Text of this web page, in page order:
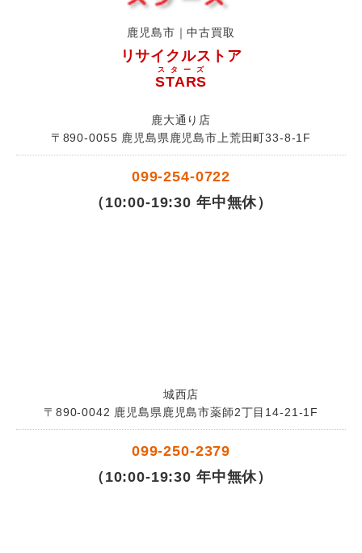
鹿児島市｜中古買取
リサイクルストア
STARS
スターズ
鹿大通り店
〒890-0055 鹿児島県鹿児島市上荒田町33-8-1F
099-254-0722
（10:00-19:30 年中無休）
城西店
〒890-0042 鹿児島県鹿児島市薬師2丁目14-21-1F
099-250-2379
（10:00-19:30 年中無休）